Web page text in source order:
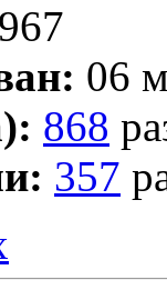
06
868
357